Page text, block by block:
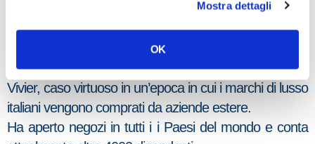
Mostra dettagli
OK
Nel 2007 l’azienda rileva il marchio Elsa Schiaparelli e
nel 2008, in collaborazione con Marcolin, inizia la
produzione di occhiali Tod’s e Hogan.
Tod’s ha acquisito anche il marchio francese Roger
Vivier, caso virtuoso in un’epoca in cui i marchi di lusso
italiani vengono comprati da aziende estere.
Ha aperto negozi in tutti i i Paesi del mondo e conta